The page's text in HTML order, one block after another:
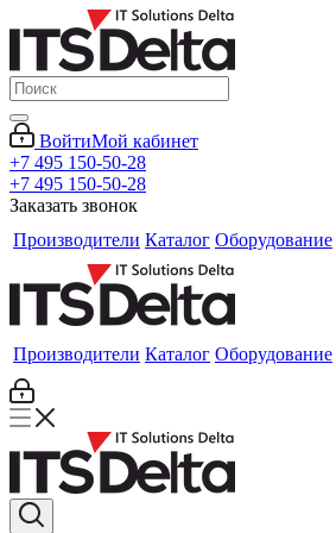
ВойтиМой кабинет
+7 495 150-50-28
+7 495 150-50-28
Заказать звонок
Производители Каталог Оборудование
Производители Каталог Оборудование